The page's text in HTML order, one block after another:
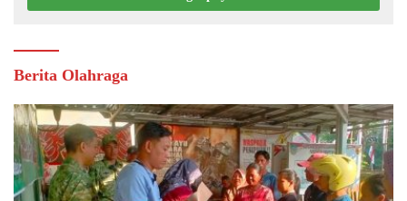
Berita Olahraga